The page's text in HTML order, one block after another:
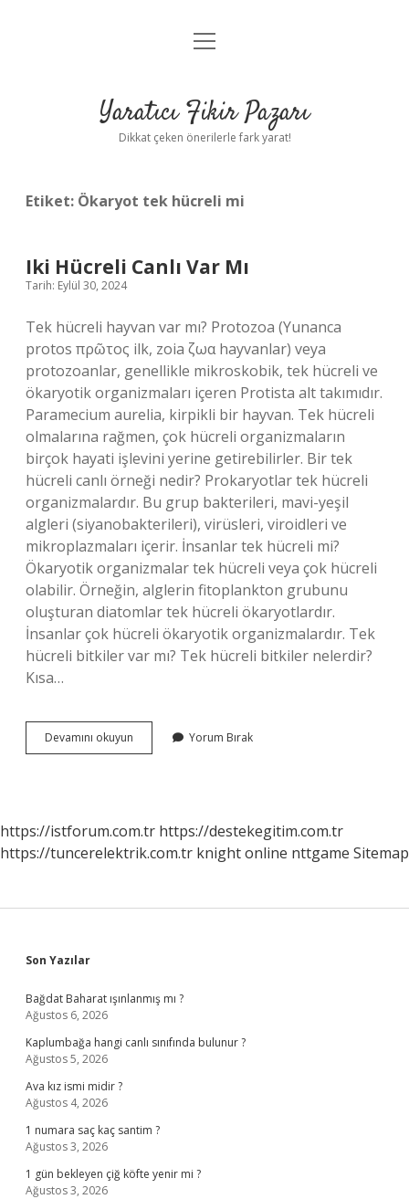
Anasayfa
Yasal Uyarı
menüyü
Yaratıcı Fikir Pazarı
Dikkat çeken önerilerle fark yarat!
Etiket: Ökaryot tek hücreli mi
Iki Hücreli Canlı Var Mı
Tarih: Eylül 30, 2024
Tek hücreli hayvan var mı? Protozoa (Yunanca
protos πρῶτος ilk, zoia ζωα hayvanlar) veya
protozoanlar, genellikle mikroskobik, tek hücreli ve
ökaryotik organizmaları içeren Protista alt takımıdır.
Paramecium aurelia, kirpikli bir hayvan. Tek hücreli
olmalarına rağmen, çok hücreli organizmaların
birçok hayati işlevini yerine getirebilirler. Bir tek
hücreli canlı örneği nedir? Prokaryotlar tek hücreli
organizmalardır. Bu grup bakterileri, mavi-yeşil
algleri (siyanobakterileri), virüsleri, viroidleri ve
mikroplazmaları içerir. İnsanlar tek hücreli mi?
Ökaryotik organizmalar tek hücreli veya çok hücreli
olabilir. Örneğin, alglerin fitoplankton grubunu
oluşturan diatomlar tek hücreli ökaryotlardır.
İnsanlar çok hücreli ökaryotik organizmalardır. Tek
hücreli bitkiler var mı? Tek hücreli bitkiler nelerdir?
Kısa…
Devamını okuyun
Hücreli
Yorum Bırak
https://istforum.com.tr https://destekegitim.com.tr
https://tuncerelektrik.com.tr knight online nttgame Sitemap
Sidebar
Son Yazılar
Bağdat Baharat ışınlanmış mı ?
Ağustos 6, 2026
Kaplumbağa hangi canlı sınıfında bulunur ?
Ağustos 5, 2026
Ava kız ismi midir ?
Ağustos 4, 2026
1 numara saç kaç santim ?
Ağustos 3, 2026
1 gün bekleyen çiğ köfte yenir mi ?
Ağustos 3, 2026